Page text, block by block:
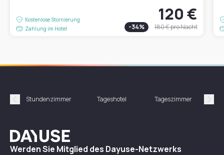
Kostenlose Stornierung
Zahlung im Hotel
120 €
-34% 180 €pro Nacht
Précédent
Stundenzimmer Tageshotel Tageszimmer
Dayuse
Werden Sie Mitglied des Dayuse-Netzwerks